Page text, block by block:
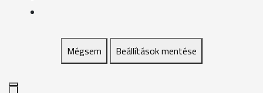
Mégsem Beállítások mentése